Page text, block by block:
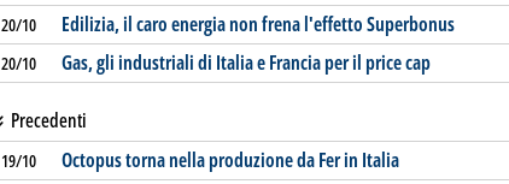
20/10 Edilizia, il caro energia non frena l'effetto Superbonus
20/10 Gas, gli industriali di Italia e Francia per il price cap
Precedenti
19/10 Octopus torna nella produzione da Fer in Italia